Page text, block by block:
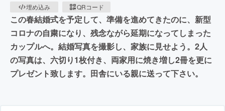
埋め込み
QRコード
この春結婚式を予定して、準備を進めてきたのに、新型
コロナの自粛になり、残念ながら延期になってしまった
カップルへ。結婚写真を撮影し、家族に見せよう。2人
の写真は、六切り1枚付き、両家用に焼き増し2冊を更に
プレゼント致します。田舎にいる親に送って下さい。